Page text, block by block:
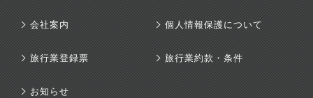
会社案内 個人情報保護について
旅行業登録票 旅行業約款・条件
お知らせ